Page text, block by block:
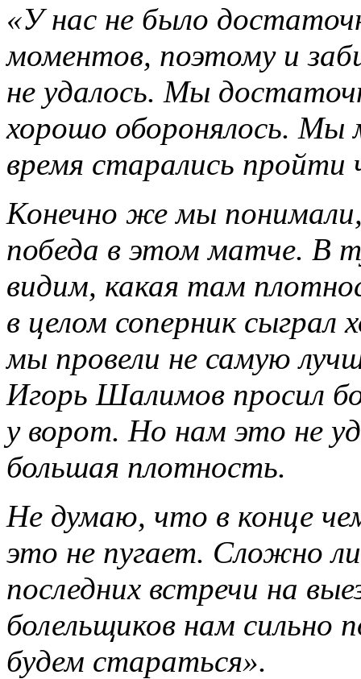
«У нас не было
моментов, поэтому и
не удалось. Мы
хорошо оборонялось. Мы
время старались пройти
Конечно же мы
победа в этом матче. В
видим, какая там
в целом соперник сыграл
мы провели не самую
Игорь Шалимов просил
у ворот. Но нам это не
большая плотность.
Не думаю, что в конце
это не пугает. Сложно
последних встречи на
болельщиков нам сильно
будем стараться».